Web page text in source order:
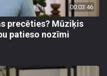
00:03:46
precēties? Mūziķis
patieso nozīmi